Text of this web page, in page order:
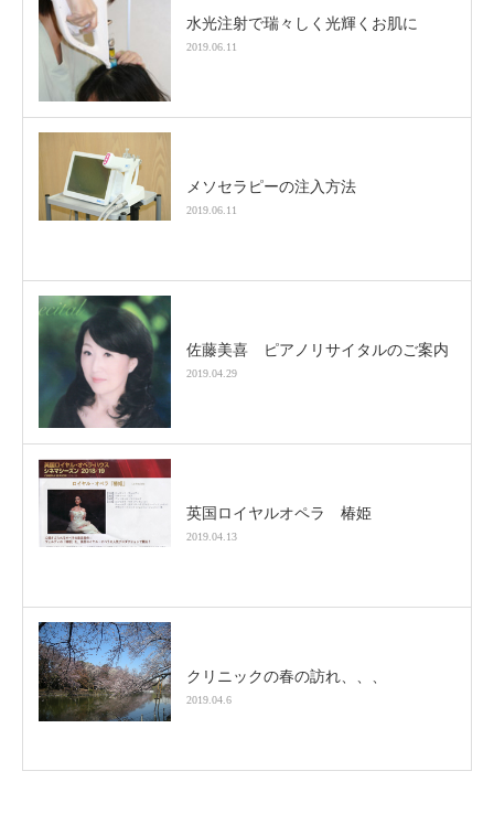
水光注射で瑞々しく光輝くお肌に
2019.06.11
メソセラピーの注入方法
2019.06.11
佐藤美喜 ピアノリサイタルのご案内
2019.04.29
英国ロイヤルオペラ 椿姫
2019.04.13
クリニックの春の訪れ、、、
2019.04.6